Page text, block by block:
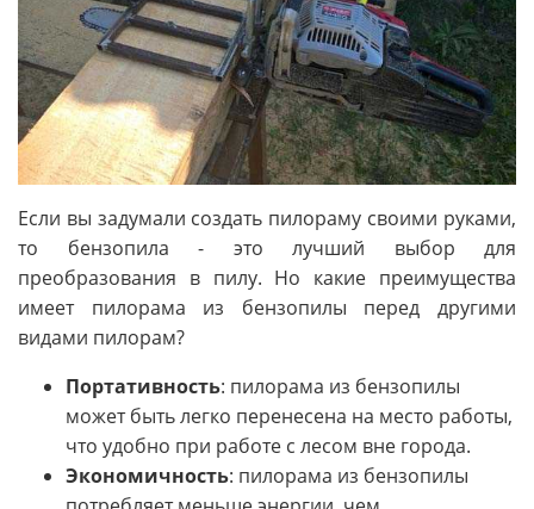
Если вы задумали создать пилораму своими руками,
то бензопила - это лучший выбор для
преобразования в пилу. Но какие преимущества
имеет пилорама из бензопилы перед другими
видами пилорам?
Портативность: пилорама из бензопилы
может быть легко перенесена на место работы,
что удобно при работе с лесом вне города.
Экономичность: пилорама из бензопилы